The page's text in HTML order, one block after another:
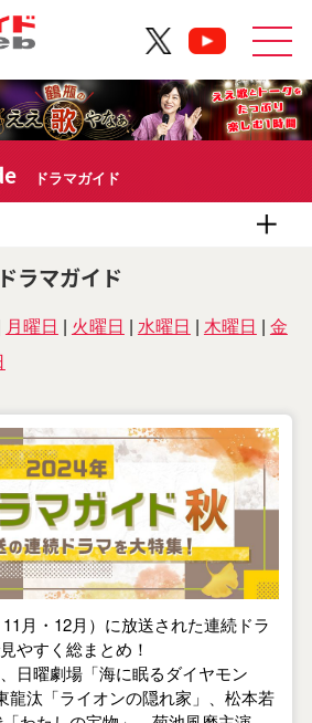
ドラマガイド
ラマガイド
月曜日 | 火曜日 | 水曜日 | 木曜日 | 金
月・12月）に放送された連続ドラ
やすく総まとめ！
日曜劇場「海に眠るダイヤモン
龍汰「ライオンの隠れ家」、松本若